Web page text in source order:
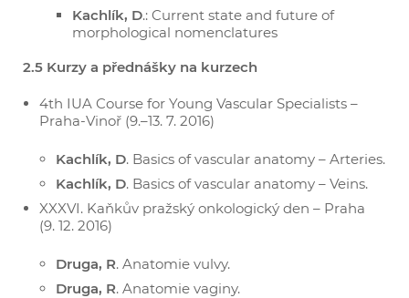
Kachlík, D.: Current state and future of
morphological nomenclatures
2.5 Kurzy a přednášky na kurzech
4th IUA Course for Young Vascular Specialists –
Praha-Vinoř (9.–13. 7. 2016)
Kachlík, D. Basics of vascular anatomy – Arteries.
Kachlík, D. Basics of vascular anatomy – Veins.
XXXVI. Kaňkův pražský onkologický den – Praha
(9. 12. 2016)
Druga, R. Anatomie vulvy.
Druga, R. Anatomie vaginy.